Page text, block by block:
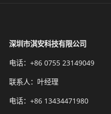
深圳市淇安科技有限公司
电话：+86 0755 23149049
联系人：叶经理
电话：+86 13434471980